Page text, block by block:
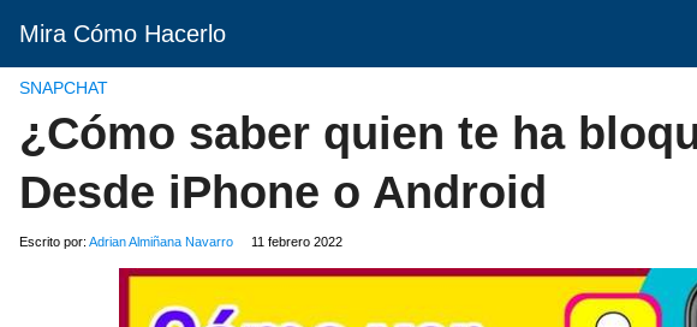
Mira Cómo Hacerlo
SNAPCHAT
¿Cómo saber quien te ha
Desde iPhone o Android
Escrito por: Adrian Almiñana Navarro 11 febrero 2022